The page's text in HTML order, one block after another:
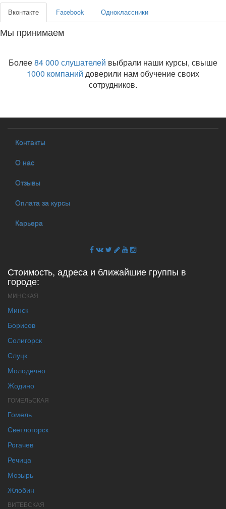
Вконтакте Facebook Одноклассники
Мы принимаем
Более84 000 слушателей выбрали наши курсы, свыше
1000 компаний доверили нам обучение своих
сотрудников.
Контакты
О нас
Отзывы
Оплата за курсы
Карьера
Стоимость, адреса и ближайшие группы в
городе:
МИНСКАЯ
Минск
Борисов
Солигорск
Слуцк
Молодечно
Жодино
ГОМЕЛЬСКАЯ
Гомель
Светлогорск
Рогачев
Речица
Мозырь
Жлобин
ВИТЕБСКАЯ